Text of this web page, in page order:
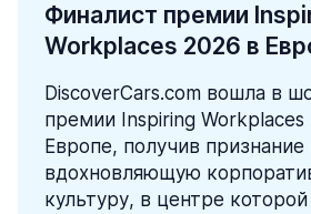
Финалист премии
Workplaces 2026 в
DiscoverCars.com вошла в
премии Inspiring Workplaces
Европе, получив признание
вдохновляющую
культуру, в центре которой